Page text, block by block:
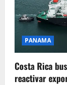
PANAMA
Costa Rica
reactivar